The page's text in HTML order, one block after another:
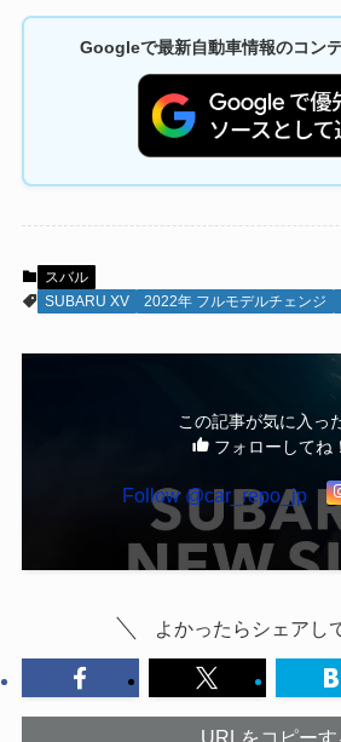
Googleで最新自動車情報のコン
スバル
SUBARU XV
2022年 フルモデルチェンジ
この記事が気に入っ
フォローしてね！
Follow @car_repo_jp
よかったらシェアし
URLをコピーす